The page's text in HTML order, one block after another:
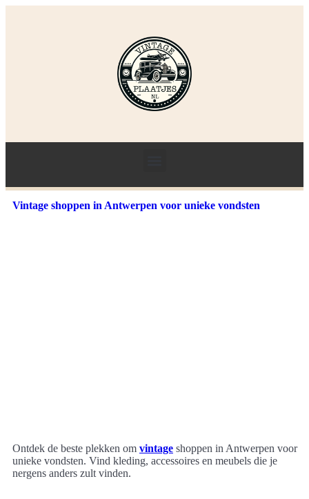
Vintage shoppen in Antwerpen voor unieke vondsten
Ontdek de beste plekken om vintage shoppen in Antwerpen voor
unieke vondsten. Vind kleding, accessoires en meubels die je
nergens anders zult vinden.